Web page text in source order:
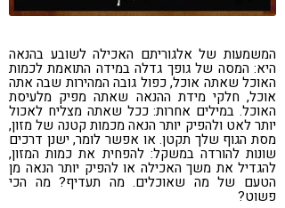
המשמעות של אלגוריתם האכילה לשובע בהנאה
היא: המסה של גופך גדלה במידה התואמת לכמות
האוכל שאתה אוכל, כפול גובה המהירות שבה אתה
אוכל, חלקי מידת ההנאה שאתה מפיק מלעיסת
האוכל. במילים אחרות: ככל שאתה מצליח לאכול
יותר לאט ולהפיק יותר הנאה מכמות קטנה של מזון,
מסת הגוף שלך תקטן. או אפשר לומר, ישנן דרכים
שונות להורדה במשקל: להפחית את כמות המזון,
להגדיל את משך האכילה או להפיק יותר הנאה מן
הטעם של מה שאוכלים. מה תעדיף? מה הכי
פשוט?